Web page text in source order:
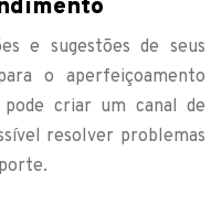
e sugestões de seus
o aperfeiçoamento
pode criar um canal de
resolver problemas